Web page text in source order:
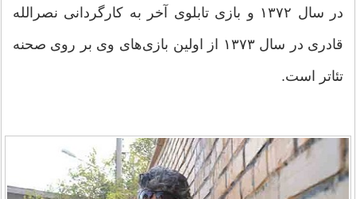
در سال ۱۳۷۲ و بازی تابلوی آخر به کارگردانی نصرالله
قادری در سال ۱۳۷۳ از اولین بازی‌های وی بر روی صحنه
تئاتر است.